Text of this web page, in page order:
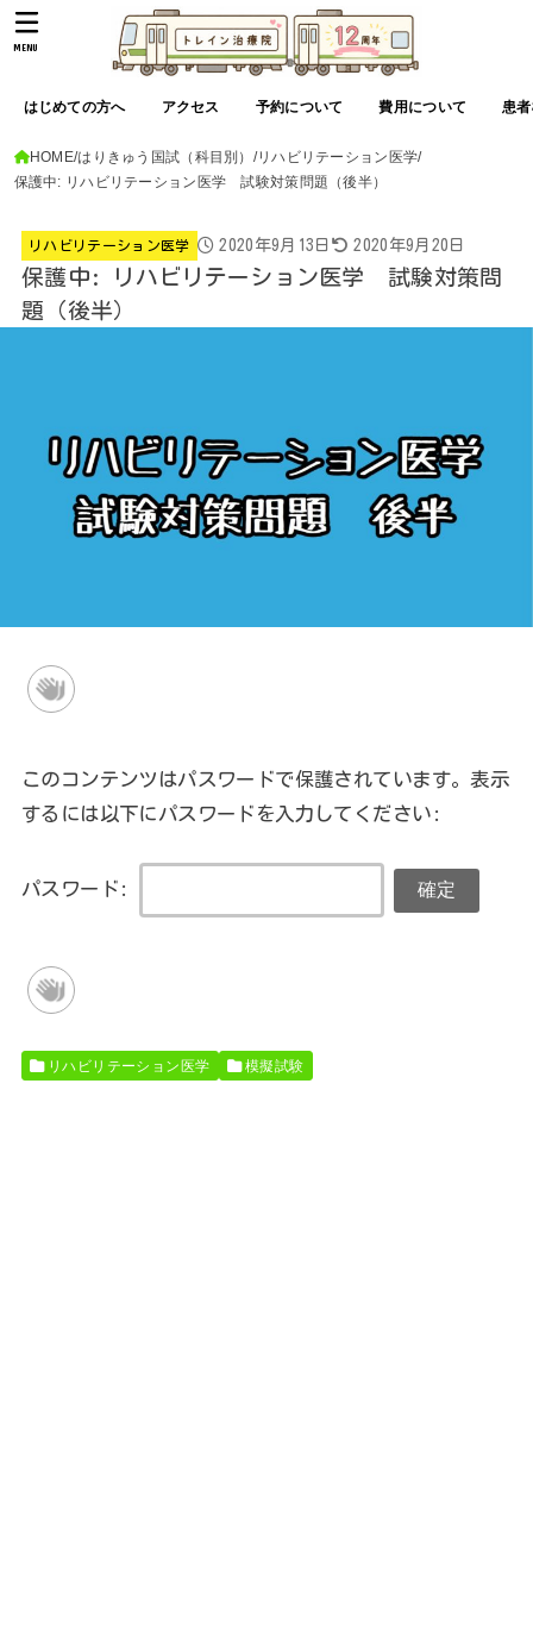
はじめての方へ アクセス 予約について 費用について 患
MENU
HOME はりきゅう国試（科目別）
リハビリテーション医学
保護中: リハビリテーション医学 試験対策問題（後半）
リハビリテーション医学 2020年9月13日 2020年9月20日
保護中: リハビリテーション医学 試験対策問
題（後半）
このコンテンツはパスワードで保護されています。表示
するには以下にパスワードを入力してください:
パスワード:
リハビリテーション医学 模擬試験